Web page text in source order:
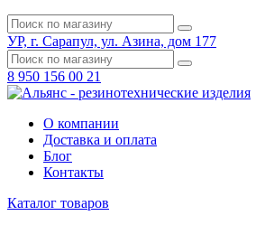
УР, г. Сарапул, ул. Азина, дом 177
8 950 156 00 21
О компании
Доставка и оплата
Блог
Контакты
Каталог товаров